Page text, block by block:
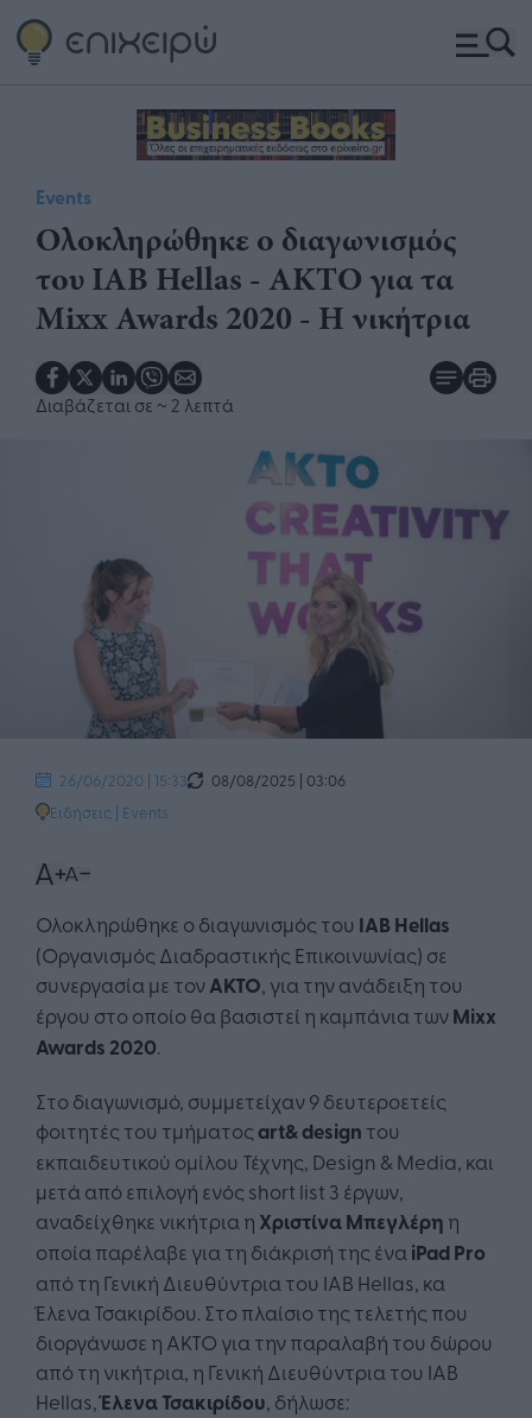
Events
Ολοκληρώθηκε ο διαγωνισμός
του IAB Hellas - ΑΚΤΟ για τα
Mixx Awards 2020 - Η νικήτρια
Διαβάζεται σε ~ 2 λεπτά
26/06/2020 | 15:33
08/08/2025 | 03:06
Ειδήσεις | Events
Ολοκληρώθηκε ο διαγωνισμός του IABHellas
(Οργανισμός Διαδραστικής Επικοινωνίας) σε
συνεργασία με τονΑΚΤΟ, για την ανάδειξη του
έργου στο οποίο θα βασιστεί η καμπάνια τωνMixx
Awards 2020.
Στο διαγωνισμό, συμμετείχαν 9 δευτεροετείς
φοιτητές του τμήματοςart& design του
εκπαιδευτικού ομίλου Τέχνης, Design & Media, και
μετά από επιλογή ενός short list 3 έργων,
αναδείχθηκε νικήτρια η Χριστίνα Μπεγλέρη η
οποία παρέλαβε για τη διάκρισή της ένα iPadPro
από τη Γενική Διευθύντρια του ΙΑΒ Hellas, κα
Έλενα Τσακιρίδου. Στο πλαίσιο της τελετής που
διοργάνωσε η ΑΚΤΟ για την παραλαβή του δώρου
από τη νικήτρια, η Γενική Διευθύντρια του IAB
Hellas,Έλενα Τσακιρίδου, δήλωσε: